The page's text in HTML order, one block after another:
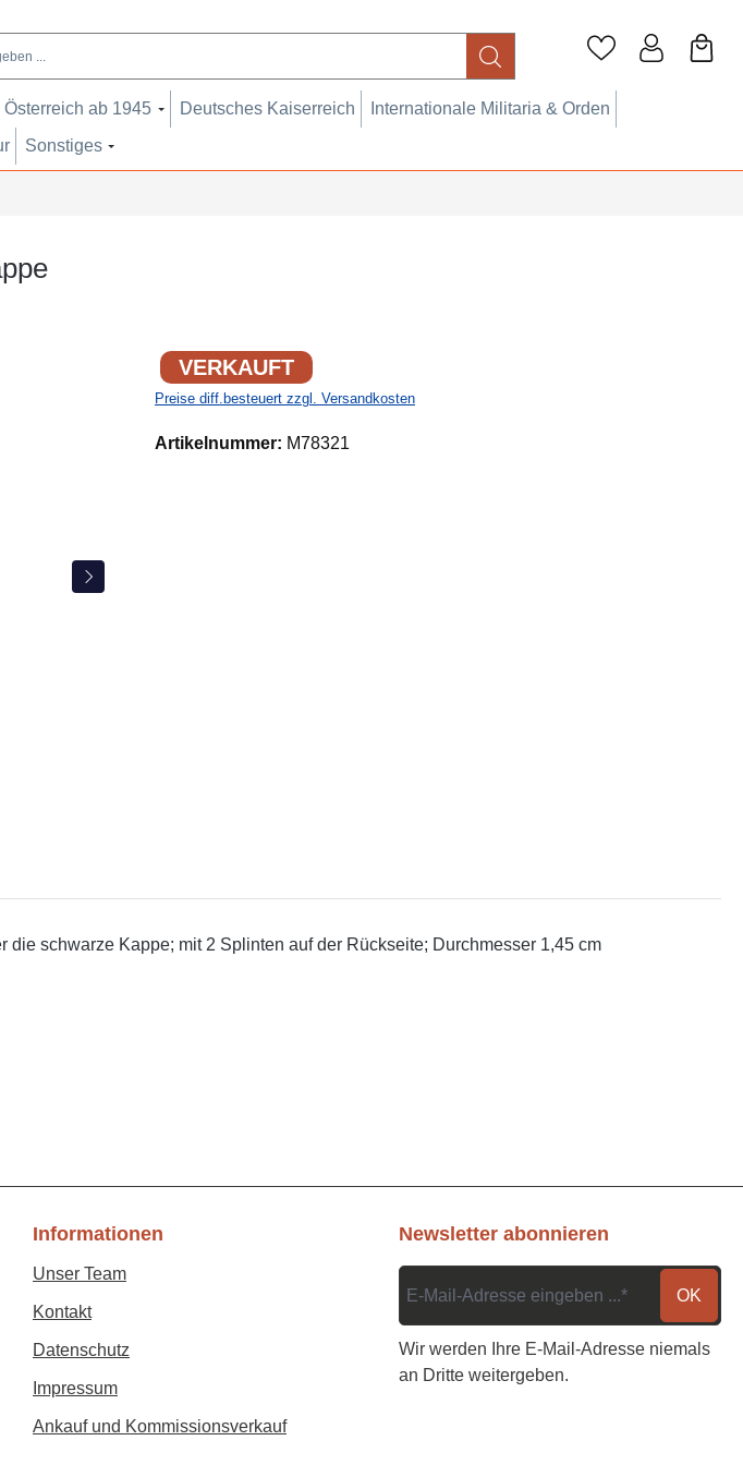
Österreich ab 1945 Deutsches Kaiserreich
Internationale Militaria & Orden
Sonstiges
VERKAUFT
Preise diff.besteuert zzgl. Versandkosten
Artikelnummer: M78321
schwarze Kappe; mit 2 Splinten auf der Rückseite; Durchmesser 1,45 cm
Informationen
Unser Team
Kontakt
Datenschutz
Impressum
Ankauf und Kommissionsverkauf
Newsletter abonnieren
OK
Wir werden Ihre E-Mail-Adresse niemals
an Dritte weitergeben.